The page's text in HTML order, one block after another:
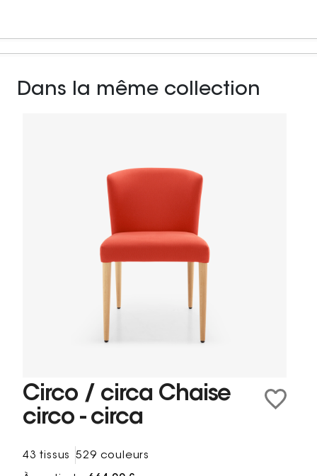
Dans la même collection
Circo / circa Chaise
circo - circa
43 tissus 529 couleurs